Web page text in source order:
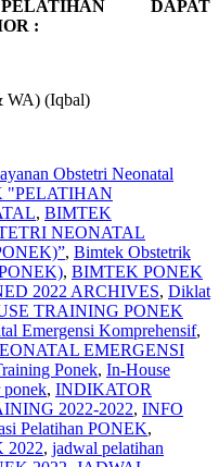
DAPAT
:
(Iqbal)
Obstetri Neonatal
"PELATIHAN
, BIMTEK
NEONATAL
, Bimtek Obstetrik
, BIMTEK PONEK
2022 ARCHIVES, Diklat
TRAINING PONEK
Emergensi Komprehensif,
EMERGENSI
Ponek, In-House
, INDIKATOR
2022-2022, INFO
Pelatihan PONEK,
2022, jadwal pelatihan